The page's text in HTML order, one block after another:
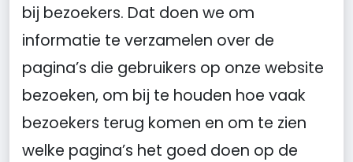
bij bezoekers. Dat doen we om
informatie te verzamelen over de
pagina’s die gebruikers op onze website
bezoeken, om bij te houden hoe vaak
bezoekers terug komen en om te zien
welke pagina’s het goed doen op de